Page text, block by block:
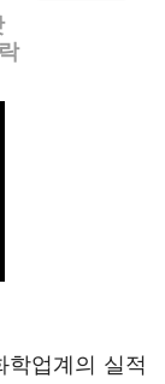
학업계의 실적